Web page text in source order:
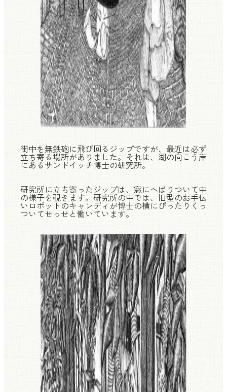
街中を無鉄砲に飛び回るジップですが、最近は必ず
立ち寄る場所がありました。それは、湖の向こう岸
にあるサンドイッチ博士の研究所。
研究所に立ち寄ったジップは、窓にへばりついて中
の様子を覗きます。研究所の中では、旧型のお手伝
いロボットのキャンディが博士の横にぴったりくっ
ついてせっせと働いています。